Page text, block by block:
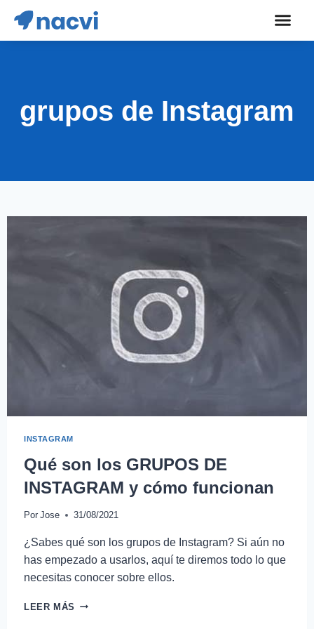
grupos de Instagram
INSTAGRAM
Qué son los GRUPOS DE
INSTAGRAM y cómo funcionan
Por Jose 31/08/2021
¿Sabes qué son los grupos de Instagram? Si aún no
has empezado a usarlos, aquí te diremos todo lo que
necesitas conocer sobre ellos.
LEER MÁS